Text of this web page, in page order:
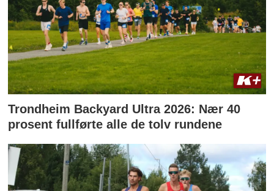
Trondheim Backyard Ultra 2026: Nær 40
prosent fullførte alle de tolv rundene